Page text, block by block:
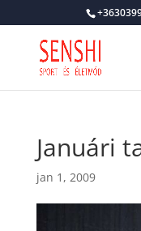
Januári
jan 1, 2009